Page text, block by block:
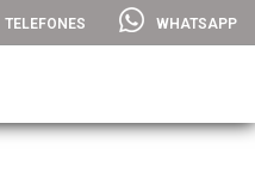
TELEFONES WHATSAPP